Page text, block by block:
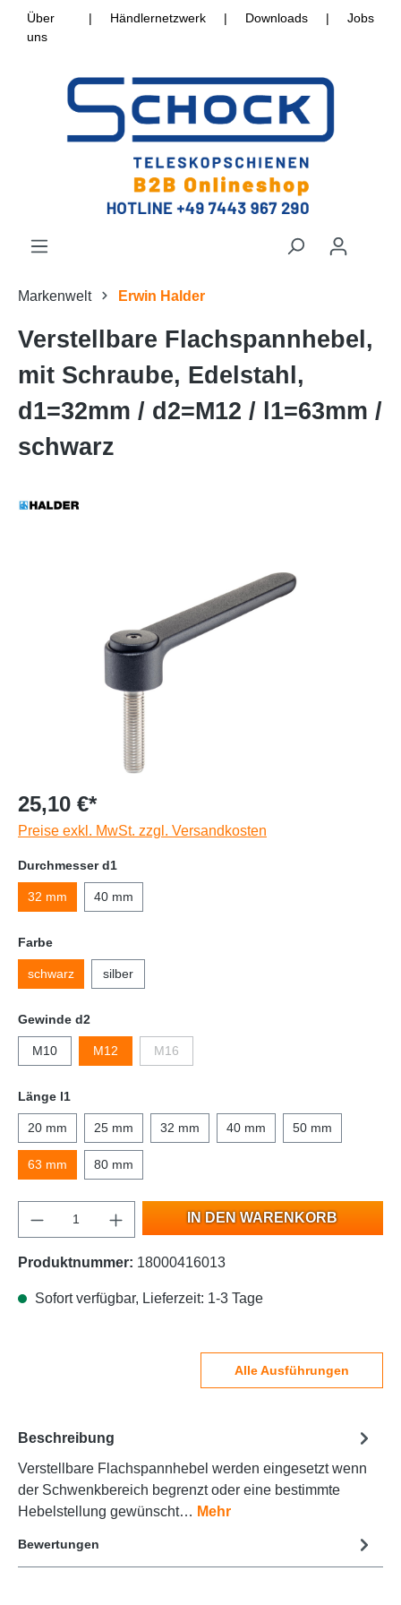
Über
uns
| Händlernetzwerk | Downloads | Jobs
Markenwelt Erwin Halder
Verstellbare Flachspannhebel,
mit Schraube, Edelstahl,
d1=32mm / d2=M12 / l1=63mm /
schwarz
25,10 €*
Preise exkl. MwSt. zzgl. Versandkosten
Durchmesser d1
32 mm 40 mm
Farbe
schwarz silber
Gewinde d2
M10 M12 M16
Länge l1
20 mm 25 mm 32 mm 40 mm 50 mm
63 mm 80 mm
IN DEN WARENKORB
Produktnummer: 18000416013
Sofort verfügbar, Lieferzeit: 1-3 Tage
Alle Ausführungen
Beschreibung
Verstellbare Flachspannhebel werden eingesetzt wenn
der Schwenkbereich begrenzt oder eine bestimmte
Hebelstellung gewünscht… Mehr
Bewertungen